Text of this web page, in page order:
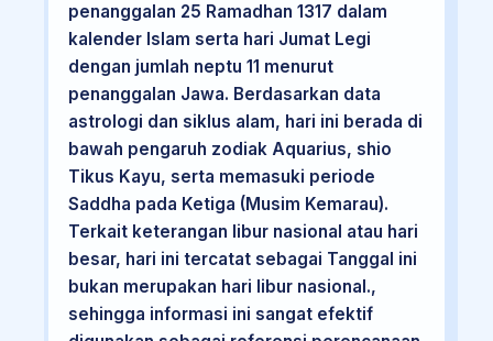
penanggalan 25 Ramadhan 1317 dalam
kalender Islam serta hari Jumat Legi
dengan jumlah neptu 11 menurut
penanggalan Jawa. Berdasarkan data
astrologi dan siklus alam, hari ini berada di
bawah pengaruh zodiak Aquarius, shio
Tikus Kayu, serta memasuki periode
Saddha pada Ketiga (Musim Kemarau).
Terkait keterangan libur nasional atau hari
besar, hari ini tercatat sebagai Tanggal ini
bukan merupakan hari libur nasional.,
sehingga informasi ini sangat efektif